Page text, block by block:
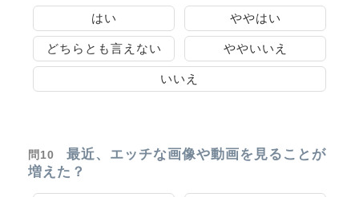
はい ややはい
どちらとも言えない ややいいえ
いいえ
問10
最近、エッチな画像や動画を見ることが
増えた？